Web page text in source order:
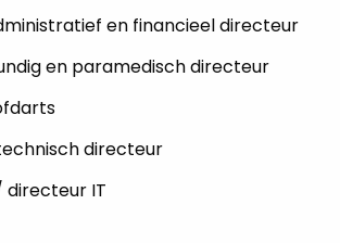
en financieel directeur
en paramedisch directeur
directeur
directeur IT